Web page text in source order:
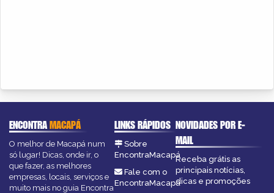
ENCONTRAMACAPÁ
O melhor de Macapá num
só lugar! Dicas, onde ir, o
que fazer, as melhores
empresas, locais, serviços e
muito mais no guia Encontra
LINKS RÁPIDOS
Sobre
EncontraMacapá
Fale com o
EncontraMacapá
NOVIDADES POR E-
MAIL
Receba grátis as
principais notícias,
dicas e promoções